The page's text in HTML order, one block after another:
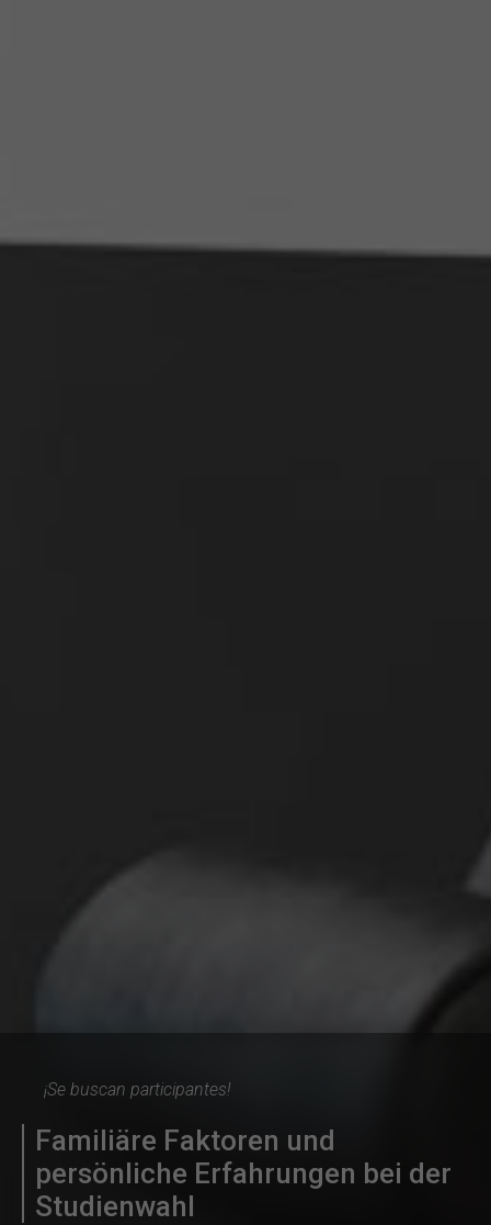
¡Se buscan participantes!
Familiäre Faktoren und
persönliche Erfahrungen bei der
Studienwahl